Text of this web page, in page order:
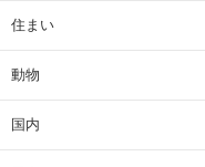
住まい
動物
国内